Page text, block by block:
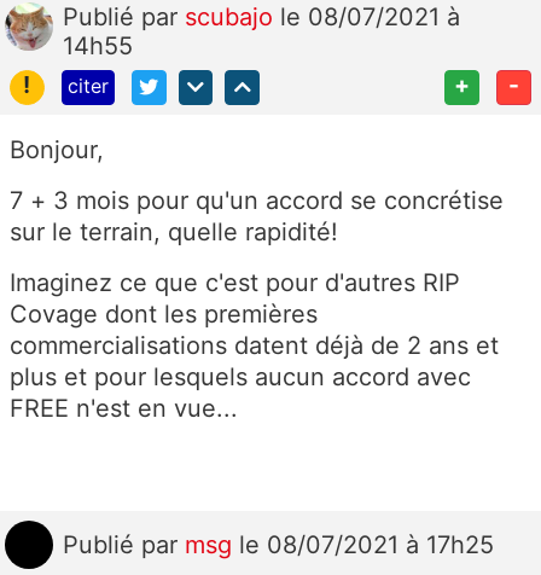
Publié par scubajo le 08/07/2021 à
14h55
!
citer + -
Bonjour,
7 + 3 mois pour qu'un accord se concrétise
sur le terrain, quelle rapidité!
Imaginez ce que c'est pour d'autres RIP
Covage dont les premières
commercialisations datent déjà de 2 ans et
plus et pour lesquels aucun accord avec
FREE n'est en vue...
Publié par msg le 08/07/2021 à 17h25